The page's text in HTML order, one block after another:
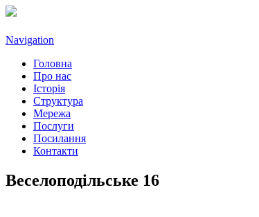
Navigation
Головна
Про нас
Історія
Структура
Мережа
Послуги
Посилання
Контакти
Веселоподільське 16